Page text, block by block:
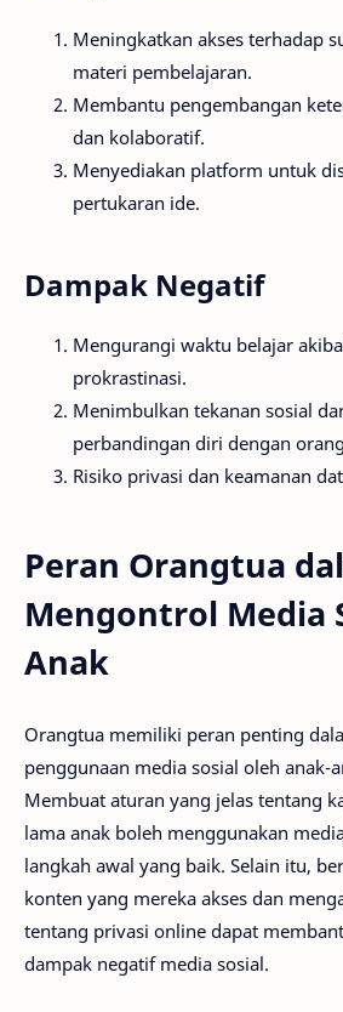
Meningkatkan akses terhadap
materi pembelajaran.
Membantu pengembangan
dan kolaboratif.
Menyediakan platform untuk
pertukaran ide.
Dampak Negatif
Mengurangi waktu belajar
prokrastinasi.
Menimbulkan tekanan sosial
perbandingan diri dengan
Risiko privasi dan keamanan
Peran Orangtua
Mengontrol Media
Anak
Orangtua memiliki peran penting
penggunaan media sosial oleh anak-
Membuat aturan yang jelas tentang
lama anak boleh menggunakan
langkah awal yang baik. Selain itu,
konten yang mereka akses dan
tentang privasi online dapat
dampak negatif media sosial.